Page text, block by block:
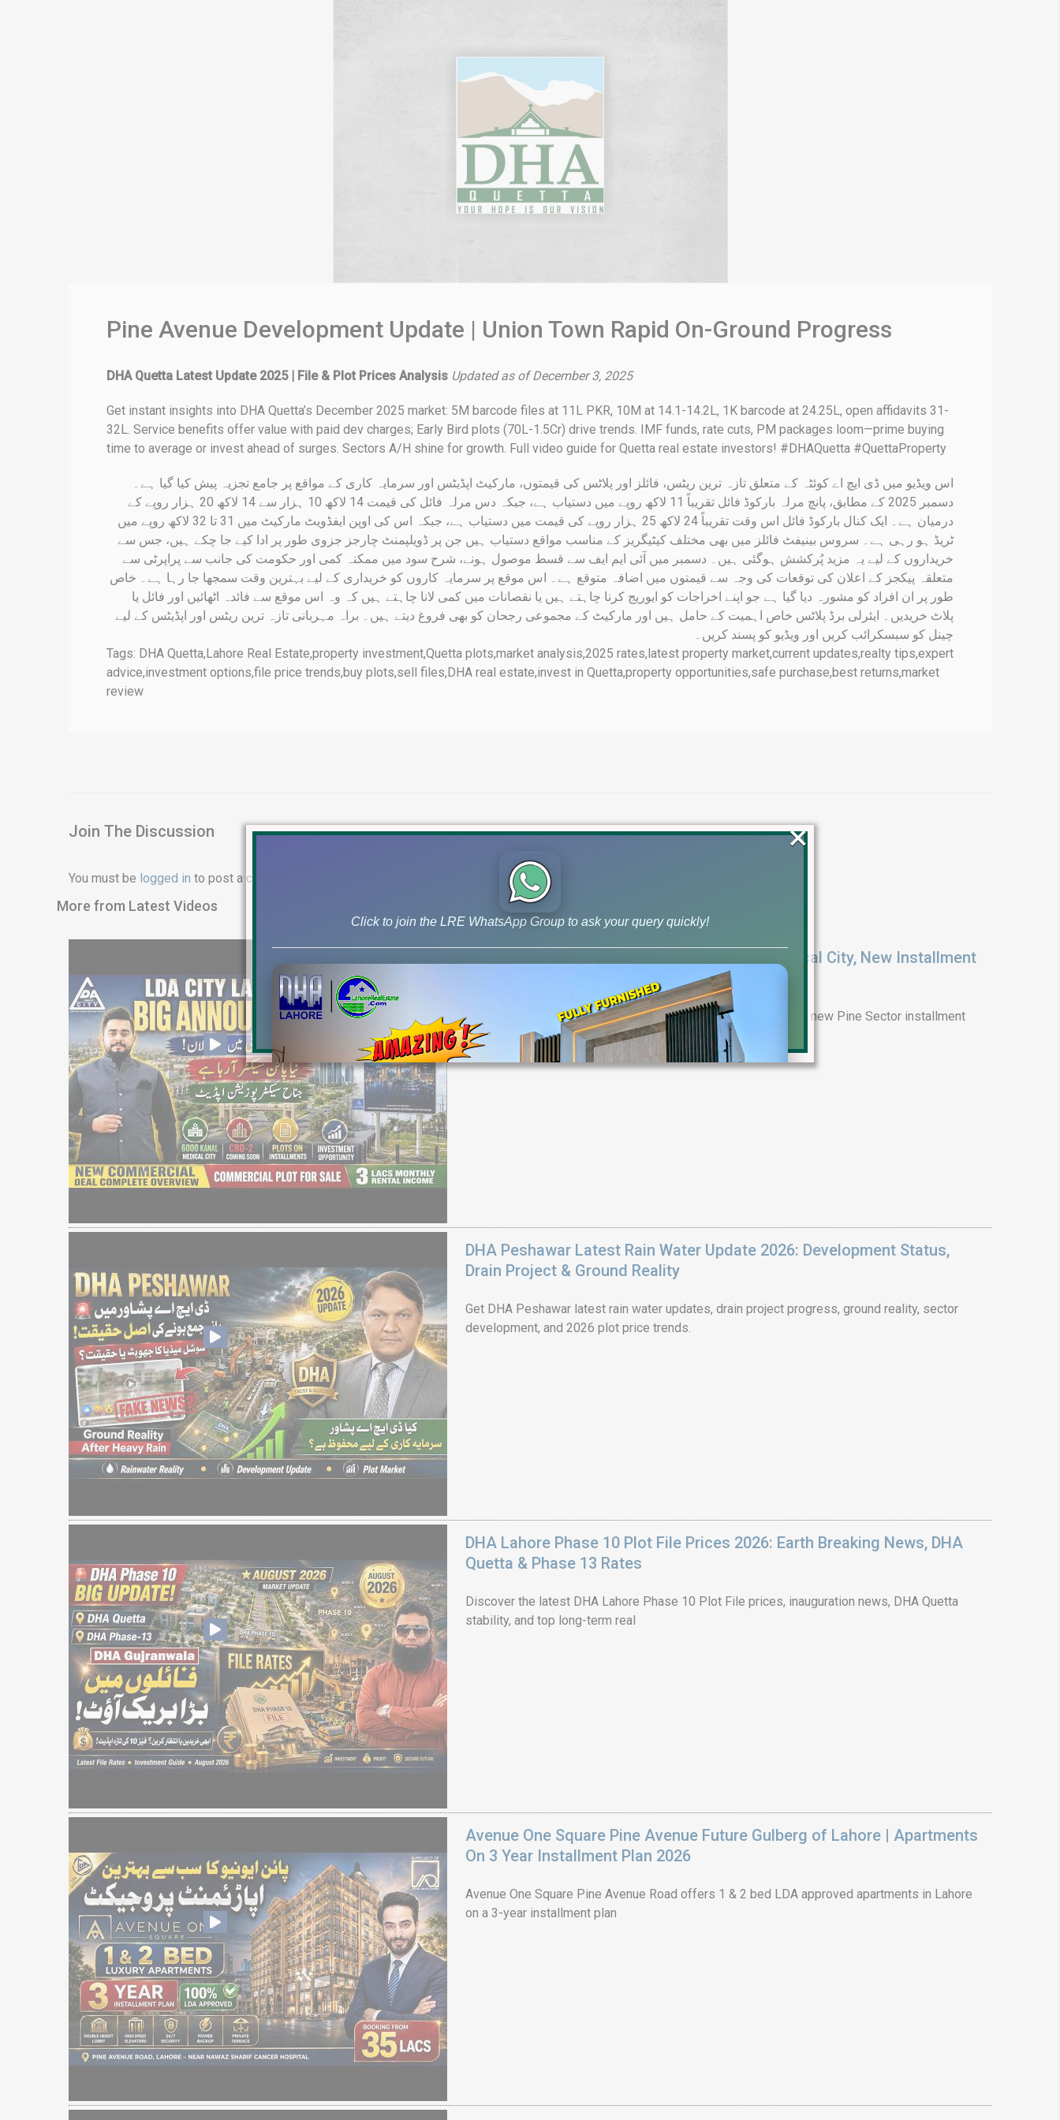
Pine Avenue Development Update | Union Town Rapid On-Ground Progress
DHA Quetta Latest Update 2025 | File & Plot Prices Analysis Updated as of December 3, 2025
Get instant insights into DHA Quetta’s December 2025 market: 5M barcode files at 11L PKR, 10M at 14.1-14.2L, 1K barcode at 24.25L, open affidavits 31-
32L. Service benefits offer value with paid dev charges; Early Bird plots (70L-1.5Cr) drive trends. IMF funds, rate cuts, PM packages loom—prime buying
time to average or invest ahead of surges. Sectors A/H shine for growth. Full video guide for Quetta real estate investors! #DHAQuetta #QuettaProperty
اس ویڈیو میں ڈی ایچ اے کوئٹہ کے متعلق تازہ ترین ریٹس، فائلز اور پلاٹس کی قیمتوں، مارکیٹ اپڈیٹس اور سرمایہ کاری کے مواقع پر جامع تجزیہ پیش کیا گیا ہے۔
دسمبر 2025 کے مطابق، پانچ مرلہ بارکوڈ فائل تقریباً 11 لاکھ روپے میں دستیاب ہے، جبکہ دس مرلہ فائل کی قیمت 14 لاکھ 10 ہزار سے 14 لاکھ 20 ہزار روپے کے
درمیان ہے۔ ایک کنال بارکوڈ فائل اس وقت تقریباً 24 لاکھ 25 ہزار روپے کی قیمت میں دستیاب ہے، جبکہ اس کی اوپن ایفڈویٹ مارکیٹ میں 31 تا 32 لاکھ روپے میں
ٹریڈ ہو رہی ہے۔ سروس بینیفٹ فائلز میں بھی مختلف کیٹیگریز کے مناسب مواقع دستیاب ہیں جن پر ڈویلپمنٹ چارجز جزوی طور پر ادا کیے جا چکے ہیں، جس سے
خریداروں کے لیے یہ مزید پُرکشش ہوگئی ہیں۔ دسمبر میں آئی ایم ایف سے قسط موصول ہونے، شرح سود میں ممکنہ کمی اور حکومت کی جانب سے پراپرٹی سے
متعلقہ پیکجز کے اعلان کی توقعات کی وجہ سے قیمتوں میں اضافہ متوقع ہے۔ اس موقع پر سرمایہ کاروں کو خریداری کے لیے بہترین وقت سمجھا جا رہا ہے۔ خاص
طور پر ان افراد کو مشورہ دیا گیا ہے جو اپنے اخراجات کو ایوریج کرنا چاہتے ہیں یا نقصانات میں کمی لانا چاہتے ہیں کہ وہ اس موقع سے فائدہ اٹھائیں اور فائل یا
پلاٹ خریدیں۔ ایئرلی برڈ پلاٹس خاص اہمیت کے حامل ہیں اور مارکیٹ کے مجموعی رجحان کو بھی فروغ دیتے ہیں۔ براہ مہربانی تازہ ترین ریٹس اور اپڈیٹس کے لیے
چینل کو سبسکرائب کریں اور ویڈیو کو پسند کریں۔
Tags: DHA Quetta,Lahore Real Estate,property investment,Quetta plots,market analysis,2025 rates,latest property market,current updates,realty tips,expert
advice,investment options,file price trends,buy plots,sell files,DHA real estate,invest in Quetta,property opportunities,safe purchase,best returns,market
review
Join The Discussion
You must be logged in to post a comment.
More from Latest Videos
LDA CITY LAHORE BIG ANNOUNCEMENT: Medical City, New Installment
Plots & Development Update 2026
Discover LDA City Lahore updates: Nawaz Sharif Medical City, new Pine Sector installment
plots, Jinnah Sector possession,
DHA Peshawar Latest Rain Water Update 2026: Development Status,
Drain Project & Ground Reality
Get DHA Peshawar latest rain water updates, drain project progress, ground reality, sector
development, and 2026 plot price trends.
DHA Lahore Phase 10 Plot File Prices 2026: Earth Breaking News, DHA
Quetta & Phase 13 Rates
Discover the latest DHA Lahore Phase 10 Plot File prices, inauguration news, DHA Quetta
stability, and top long-term real
Avenue One Square Pine Avenue Future Gulberg of Lahore | Apartments
On 3 Year Installment Plan 2026
Avenue One Square Pine Avenue Road offers 1 & 2 bed LDA approved apartments in Lahore
on a 3-year installment plan
Click to join the LRE WhatsApp Group to ask your query quickly!
Video 1
sale in DHA Lahore Luxury house with modern amenities
❮
×